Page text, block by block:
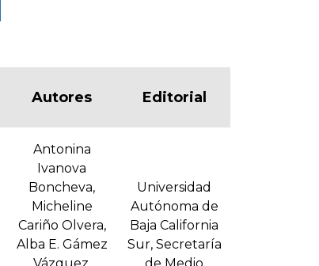
Autores Editorial
Antonina
Ivanova
Boncheva,
Micheline
Cariño Olvera,
Alba E. Gámez
Universidad
Autónoma de
Baja California
Sur, Secretarí­a